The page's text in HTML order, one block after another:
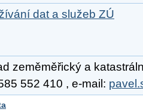
dat a služeb ZÚ
zeměměřický a
552 410 , e-mail: